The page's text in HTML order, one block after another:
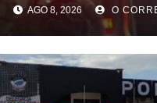
com o Bope
AGO 8, 2026 O